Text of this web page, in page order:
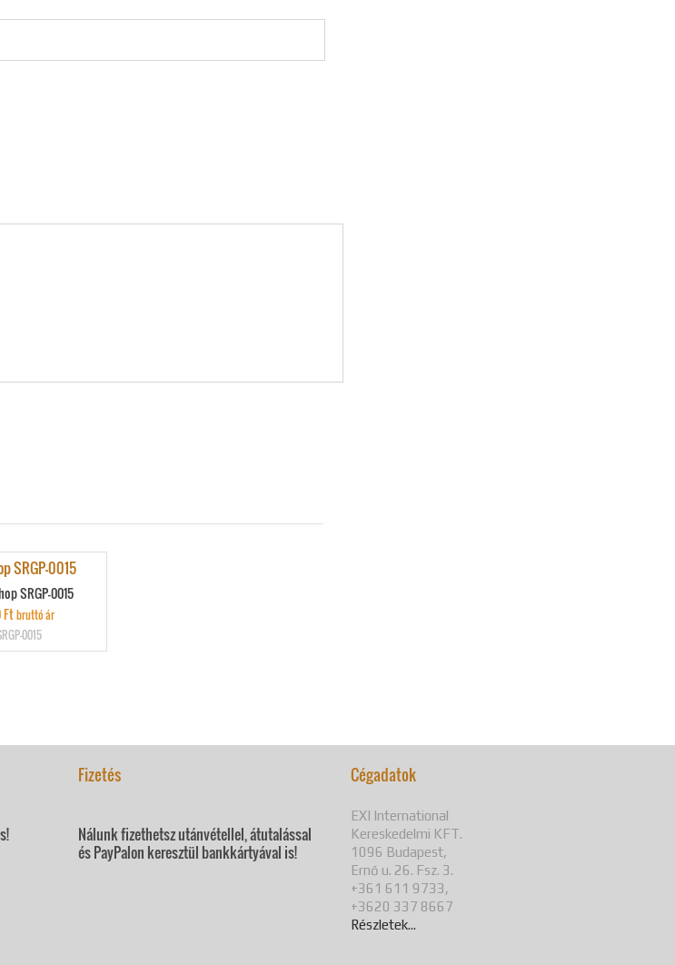
SRGP-0015
Ftbruttó ár
0015
Fizetés
Nálunk fizethetsz utánvétellel, átutalással
és PayPalon keresztül bankkártyával is!
Cégadatok
EXI International
Kereskedelmi KFT.
1096 Budapest,
Ernő u. 26. Fsz. 3.
+361 611 9733,
+3620 337 8667
Részletek...